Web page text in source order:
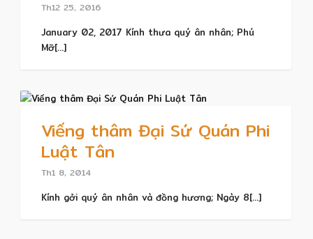
Th12 25, 2016
January 02, 2017 Kính thưa quý ân nhân; Phú
Mỡ[...]
Viếng thâm Đại Sứ Quán Phi
Luật Tân
Th1 8, 2014
Kính gởi quý ân nhân và đồng hương; Ngày 8[...]